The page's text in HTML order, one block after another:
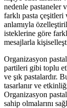
nedenle pastaneler
farklı pasta çeşitleri
anlamıyla
isteklerine göre
mesajlarla
Organizasyon
partileri gibi toplu
ve şık pastalardır.
tasarlanır ve
Organizasyon
sahip olmalarını